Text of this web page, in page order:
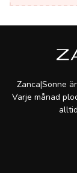
Zanca|Sonne
Varje månad